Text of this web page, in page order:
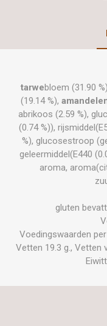
tarwebloem (31.90
(19.14 %),
abrikoos (2.59 %),
(0.74 %)),
%), glucosestroop
geleermiddel(E440
aroma,
gluten
Voedingswaarden
Vetten 19.3 g., Vetten